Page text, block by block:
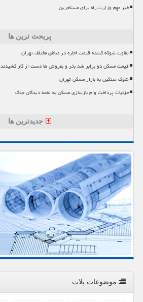
خبر مهم وزارت راه برای مستاجرین
پربحث ترین ها
تفاوت شوکه کننده قیمت اجاره در مناطق مختلف تهران
قیمت مسکن دو برابر شد بخر و بفروش ها دست از کار کشیدند
شوک سنگین به بازار مسکن تهران
جزئیات پرداخت وام بازسازی مسکن به لطمه دیدگان جنگ
جدیدترین ها
موضوعات پلات